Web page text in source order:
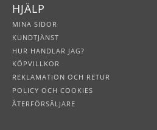
HJÄLP
MINA SIDOR
KUNDTJÄNST
HUR HANDLAR JAG?
KÖPVILLKOR
REKLAMATION OCH RETUR
POLICY OCH COOKIES
ÅTERFÖRSÄLJARE